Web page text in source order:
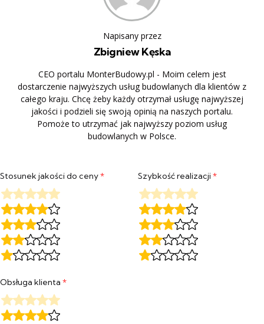
Napisany przez
Zbigniew Kęska
CEO portalu MonterBudowy.pl - Moim celem jest
dostarczenie najwyższych usług budowlanych dla klientów z
całego kraju. Chcę żeby każdy otrzymał usługę najwyższej
jakości i podzieli się swoją opinią na naszych portalu.
Pomoże to utrzymać jak najwyższy poziom usług
budowlanych w Polsce.
Stosunek jakości do ceny* Szybkość realizacji*
Obsługa klienta *